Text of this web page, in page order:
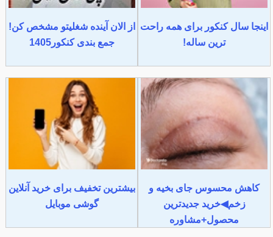
اینجا سال کنکور برای همه راحت
ترین ساله!
از الان آینده شغلیتو مشخص کن!
جمع بندی کنکور1405
کاهش محسوس جای بخیه و
زخم◀خرید جدیدترین
محصول+مشاوره
بیشترین تخفیف برای خرید آنلاین
گوشی موبایل